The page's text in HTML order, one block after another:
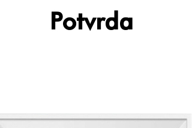
Potvrda